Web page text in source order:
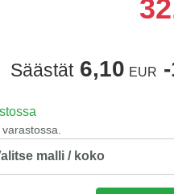
Säästät6,10 EUR
malli / koko